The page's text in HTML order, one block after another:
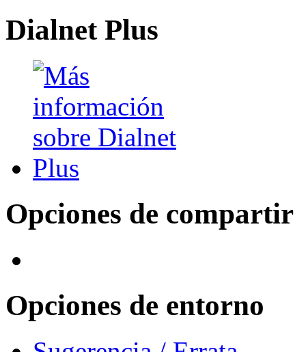
Dialnet Plus
Opciones de compartir
Opciones de entorno